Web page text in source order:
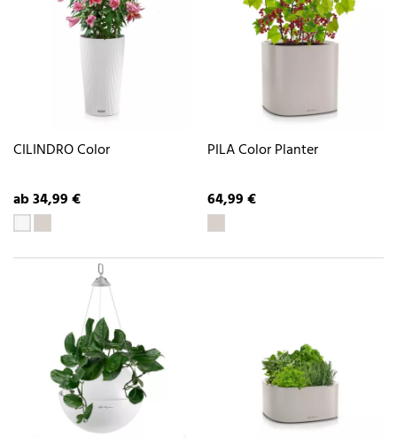
CILINDRO Color
ab 34,99 €
PILA Color Planter
64,99 €